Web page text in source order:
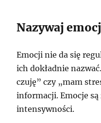
Nazywaj
Emocji nie da się
ich dokładnie
czuję” czy „mam
informacji. Emocje są
intensywności.